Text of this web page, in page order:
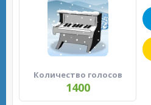
Количество голосов
1400